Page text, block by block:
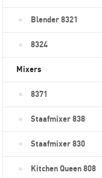
Blender 8321
8324
Mixers
8371
Staafmixer 838
Staafmixer 830
Kitchen Queen 808